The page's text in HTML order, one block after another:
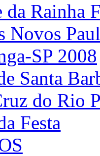
da Rainha
Novos
SP 2008
Santa
do Rio
Festa